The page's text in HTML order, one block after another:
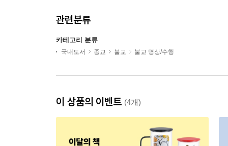
관련분류
카테고리 분류
국내도서 종교 불교 불교 명상/수행
이 상품의 이벤트 (4개)